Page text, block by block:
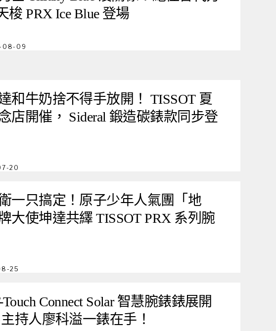
梭 PRX Ice Blue 登場
08-09
和牛奶捨不得手放開！ TISSOT 夏
店開催， Sideral 鍛造碳錶款同步登
20
一只搞定！原子少年人氣團「地
大使坤達共繹 TISSOT PRX 系列腕
25
Connect Solar 智慧腕錶錶展開
持人廖科溢一錶在手！